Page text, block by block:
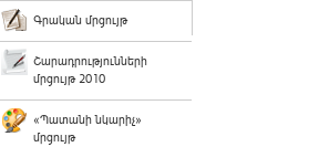
Գրական մրցույթ
Շարադրությունների
մրցույթ 2010
«Պատանի նկարիչ»
մրցույթ